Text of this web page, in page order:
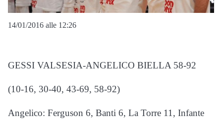
14/01/2016 alle 12:26
GESSI VALSESIA-ANGELICO BIELLA 58-92
(10-16, 30-40, 43-69, 58-92)
Angelico: Ferguson 6, Banti 6, La Torre 11, Infante